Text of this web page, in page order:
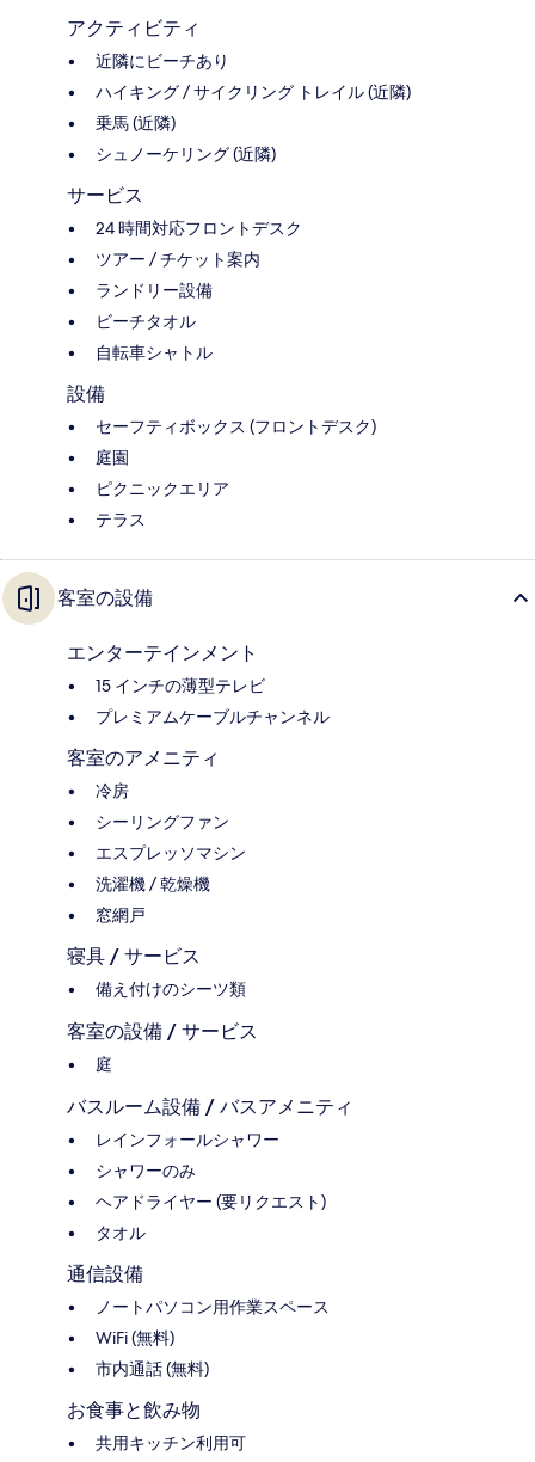
アクティビティ
近隣にビーチあり
ハイキング / サイクリング トレイル (近隣)
乗馬 (近隣)
シュノーケリング (近隣)
サービス
24 時間対応フロントデスク
ツアー / チケット案内
ランドリー設備
ビーチタオル
自転車シャトル
設備
セーフティボックス (フロントデスク)
庭園
ピクニックエリア
テラス
客室の設備
エンターテインメント
15 インチの薄型テレビ
プレミアムケーブルチャンネル
客室のアメニティ
冷房
シーリングファン
エスプレッソマシン
洗濯機 / 乾燥機
窓網戸
寝具 / サービス
備え付けのシーツ類
客室の設備 / サービス
庭
バスルーム設備 / バスアメニティ
レインフォールシャワー
シャワーのみ
ヘアドライヤー (要リクエスト)
タオル
通信設備
ノートパソコン用作業スペース
WiFi (無料)
市内通話 (無料)
お食事と飲み物
共用キッチン利用可